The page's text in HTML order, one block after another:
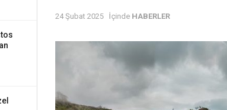
24 Şubat 2025 İçinde HABERLER